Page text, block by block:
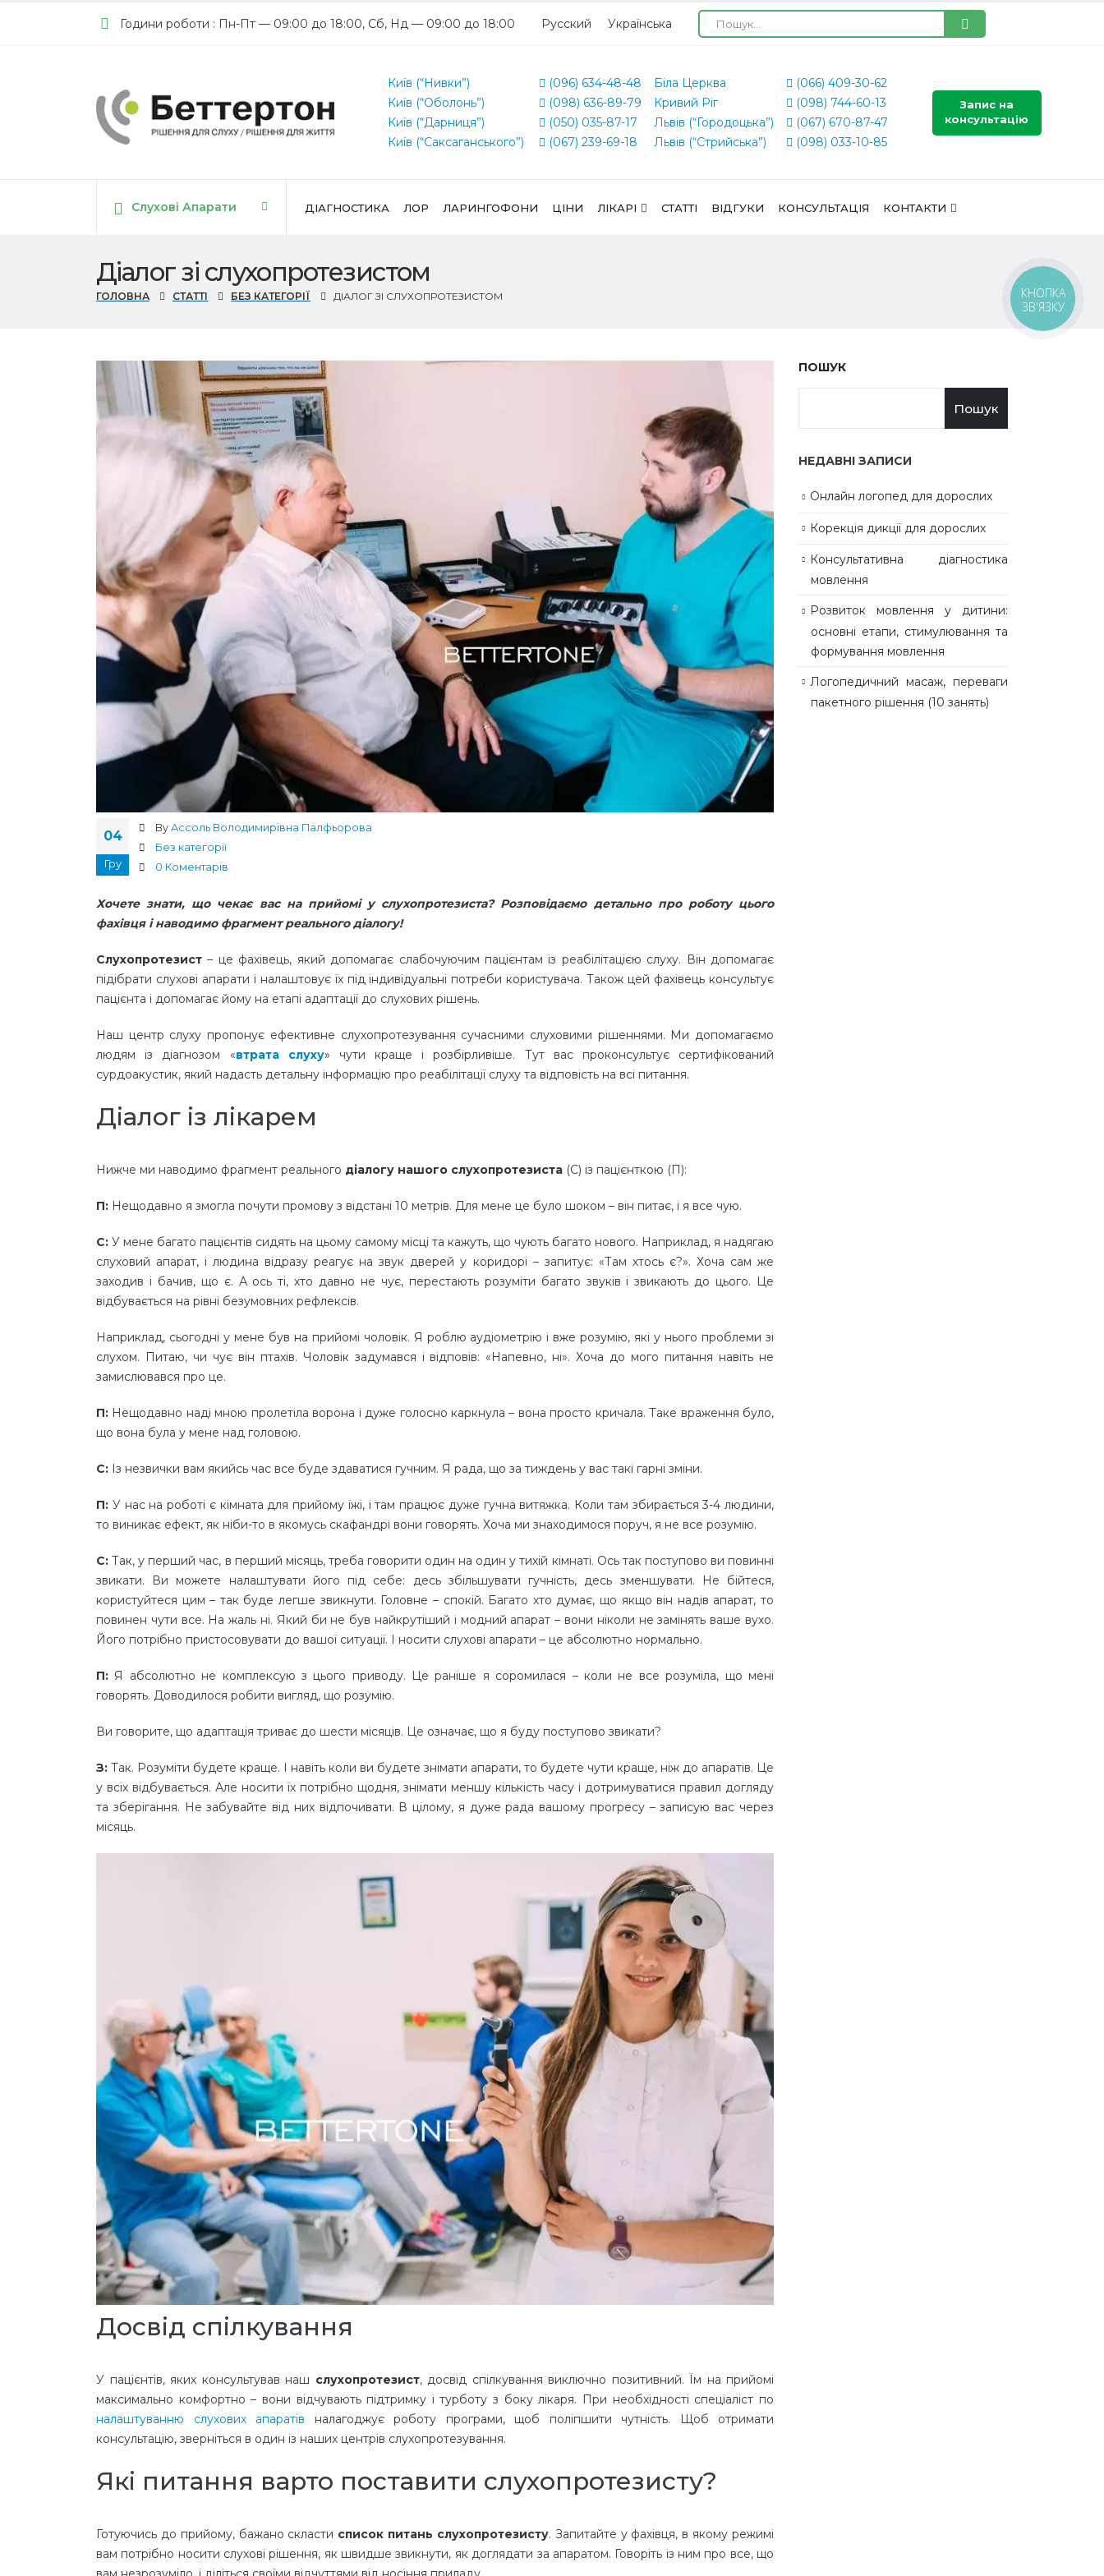
Години роботи : Пн-Пт — 09:00 до 18:00, Сб, Нд — 09:00 до 18:00 Русский Українська
Київ (“Нивки”)
Київ (“Оболонь”)
Київ (“Дарниця”)
Київ (“Саксаганського”)
(096) 634-48-48
(098) 636-89-79
(050) 035-87-17
(067) 239-69-18
Біла Церква
Кривий Ріг
Львів (“Городоцька”)
Львів (“Стрийська”)
(066) 409-30-62
(098) 744-60-13
(067) 670-87-47
(098) 033-10-85
Запис на
консультацію
Слухові Апарати ДІАГНОСТИКА ЛОР ЛАРИНГОФОНИ ЦІНИ ЛІКАРІ СТАТТІ ВІДГУКИ КОНСУЛЬТАЦІЯ КОНТАКТИ
Діалог зі слухопротезистом
ГОЛОВНА СТАТТІ БЕЗ КАТЕГОРІЇ ДІАЛОГ ЗІ СЛУХОПРОТЕЗИСТОМ
04
Гру
By Ассоль Володимирівна Палфьорова
Без категорії
0 Коментарів
Хочете знати, що чекає вас на прийомі у слухопротезиста? Розповідаємо детально про роботу цього
фахівця і наводимо фрагмент реального діалогу!
Слухопротезист – це фахівець, який допомагає слабочуючим пацієнтам із реабілітацією слуху. Він допомагає
підібрати слухові апарати і налаштовує їх під індивідуальні потреби користувача. Також цей фахівець консультує
пацієнта і допомагає йому на етапі адаптації до слухових рішень.
Наш центр слуху пропонує ефективне слухопротезування сучасними слуховими рішеннями. Ми допомагаємо
людям із діагнозом «втрата слуху» чути краще і розбірливіше. Тут вас проконсультує сертифікований
сурдоакустик, який надасть детальну інформацію про реабілітації слуху та відповість на всі питання.
Діалог із лікарем
Нижче ми наводимо фрагмент реального діалогу нашого слухопротезиста (С) із пацієнткою (П):
П: Нещодавно я змогла почути промову з відстані 10 метрів. Для мене це було шоком – він питає, і я все чую.
С: У мене багато пацієнтів сидять на цьому самому місці та кажуть, що чують багато нового. Наприклад, я надягаю
слуховий апарат, і людина відразу реагує на звук дверей у коридорі – запитує: «Там хтось є?». Хоча сам же
заходив і бачив, що є. А ось ті, хто давно не чує, перестають розуміти багато звуків і звикають до цього. Це
відбувається на рівні безумовних рефлексів.
Наприклад, сьогодні у мене був на прийомі чоловік. Я роблю аудіометрію і вже розумію, які у нього проблеми зі
слухом. Питаю, чи чує він птахів. Чоловік задумався і відповів: «Напевно, ні». Хоча до мого питання навіть не
замислювався про це.
П: Нещодавно наді мною пролетіла ворона і дуже голосно каркнула – вона просто кричала. Таке враження було,
що вона була у мене над головою.
С: Із незвички вам якийсь час все буде здаватися гучним. Я рада, що за тиждень у вас такі гарні зміни.
П: У нас на роботі є кімната для прийому їжі, і там працює дуже гучна витяжка. Коли там збирається 3-4 людини,
то виникає ефект, як ніби-то в якомусь скафандрі вони говорять. Хоча ми знаходимося поруч, я не все розумію.
С: Так, у перший час, в перший місяць, треба говорити один на один у тихій кімнаті. Ось так поступово ви повинні
звикати. Ви можете налаштувати його під себе: десь збільшувати гучність, десь зменшувати. Не бійтеся,
користуйтеся цим – так буде легше звикнути. Головне – спокій. Багато хто думає, що якщо він надів апарат, то
повинен чути все. На жаль ні. Який би не був найкрутіший і модний апарат – вони ніколи не замінять ваше вухо.
Його потрібно пристосовувати до вашої ситуації. І носити слухові апарати – це абсолютно нормально.
П: Я абсолютно не комплексую з цього приводу. Це раніше я соромилася – коли не все розуміла, що мені
говорять. Доводилося робити вигляд, що розумію.
Ви говорите, що адаптація триває до шести місяців. Це означає, що я буду поступово звикати?
З: Так. Розуміти будете краще. І навіть коли ви будете знімати апарати, то будете чути краще, ніж до апаратів. Це
у всіх відбувається. Але носити їх потрібно щодня, знімати меншу кількість часу і дотримуватися правил догляду
та зберігання. Не забувайте від них відпочивати. В цілому, я дуже рада вашому прогресу – записую вас через
місяць.
Досвід спілкування
У пацієнтів, яких консультував наш слухопротезист, досвід спілкування виключно позитивний. Їм на прийомі
максимально комфортно – вони відчувають підтримку і турботу з боку лікаря. При необхідності спеціаліст по
налаштуванню слухових апаратів налагоджує роботу програми, щоб поліпшити чутність. Щоб отримати
консультацію, зверніться в один із наших центрів слухопротезування.
Які питання варто поставити слухопротезисту?
Готуючись до прийому, бажано скласти список питань слухопротезисту. Запитайте у фахівця, в якому режимі
вам потрібно носити слухові рішення, як швидше звикнути, як доглядати за апаратом. Говоріть із ним про все, що
ПОШУК
Пошук
НЕДАВНІ ЗАПИСИ
Онлайн логопед для дорослих
Корекція дикції для дорослих
Консультативна діагностика
мовлення
Розвиток мовлення у дитини:
основні етапи, стимулювання та
формування мовлення
Логопедичний масаж, переваги
пакетного рішення (10 занять)
КНОПКА
ЗВ'ЯЗКУ